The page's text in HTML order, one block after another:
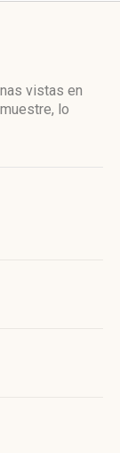
vistas en
lo